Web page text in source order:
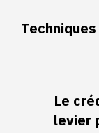
Le
levier